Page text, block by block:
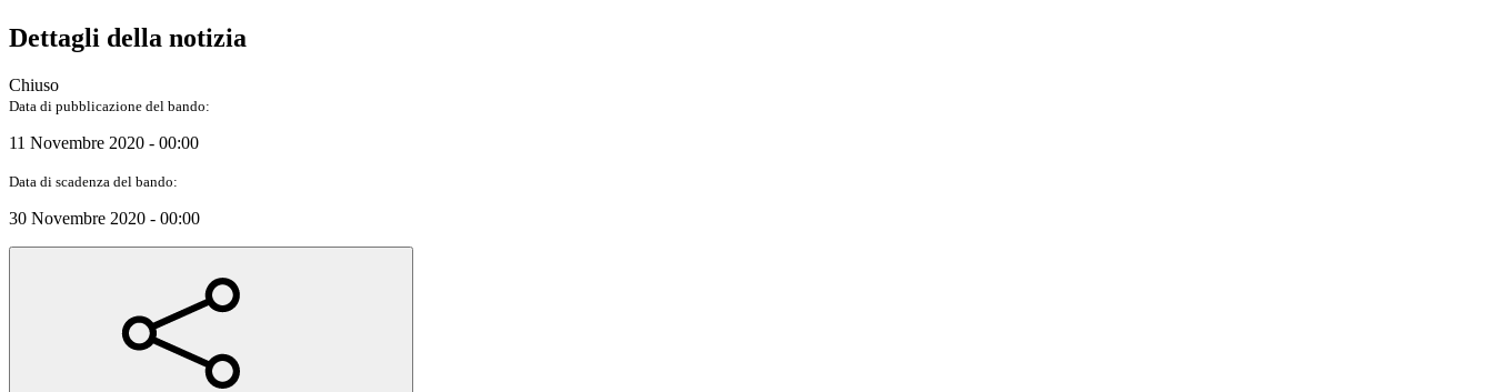
Dettagli della notizia
Chiuso
Data di pubblicazione del bando:
11 Novembre 2020 - 00:00
Data di scadenza del bando:
30 Novembre 2020 - 00:00